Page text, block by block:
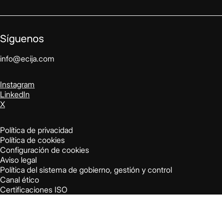
Síguenos
info@ecija.com
Instagram
LinkedIn
X
Política de privacidad
Política de cookies
Configuración de cookies
Aviso legal
Política del sistema de gobierno, gestión y control
Canal ético
Certificaciones ISO